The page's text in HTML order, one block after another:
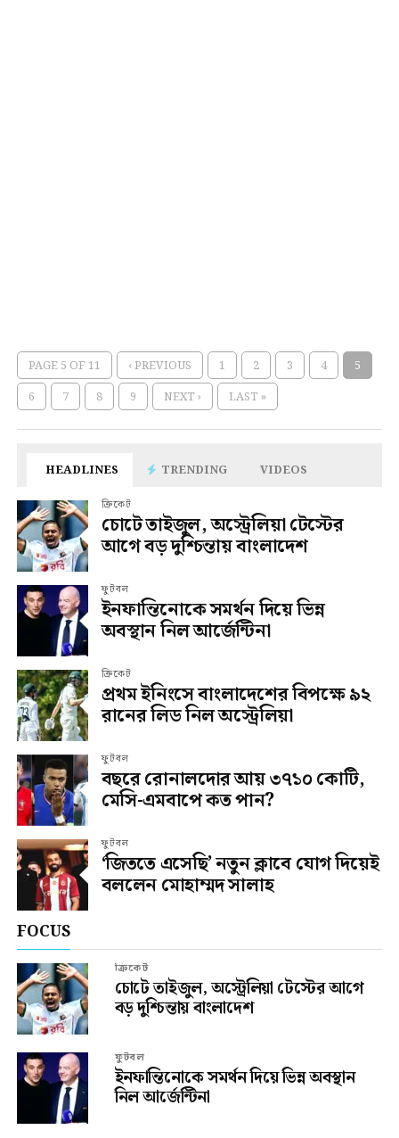
PAGE 5 OF 11 ‹ PREVIOUS 1 2 3 4
5
6
7 8 9 NEXT › LAST »
HEADLINES TRENDING VIDEOS
ক্রিকেট
চোটে তাইজুল, অস্ট্রেলিয়া টেস্টের
আগে বড় দুশ্চিন্তায় বাংলাদেশ
ফুটবল
ইনফান্তিনোকে সমর্থন দিয়ে ভিন্ন
অবস্থান নিল আর্জেন্টিনা
ক্রিকেট
প্রথম ইনিংসে বাংলাদেশের বিপক্ষে ৯২
রানের লিড নিল অস্ট্রেলিয়া
ফুটবল
বছরে রোনালদোর আয় ৩৭১০ কোটি,
মেসি-এমবাপে কত পান?
ফুটবল
‘জিততে এসেছি’ নতুন ক্লাবে যোগ দিয়েই
বললেন মোহাম্মদ সালাহ
FOCUS
ক্রিকেট
চোটে তাইজুল, অস্ট্রেলিয়া টেস্টের আগে
বড় দুশ্চিন্তায় বাংলাদেশ
ফুটবল
ইনফান্তিনোকে সমর্থন দিয়ে ভিন্ন অবস্থান
নিল আর্জেন্টিনা